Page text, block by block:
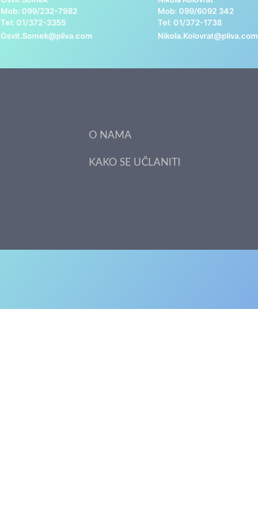
Mob: 099/232-7982
Tel: 01/372-3355
Osvit.Somek@pliva.com
Mob: 099/6092 342
Tel: 01/372-1738
Nikola.Kolovrat@pliva.com
O NAMA
KAKO SE UČLANITI